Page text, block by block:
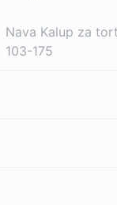
Nava Kalup za
103-175